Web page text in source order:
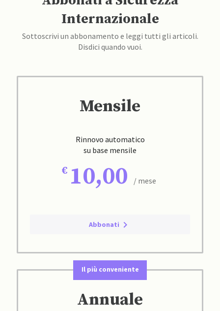
Internazionale
Sottoscrivi un abbonamento e leggi tutti gli articoli.
Disdici quando vuoi.
Mensile
Rinnovo automatico
su base mensile
10,00 / mese
Abbonati
Il più conveniente
Annuale